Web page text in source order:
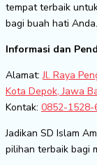
tempat terbaik
bagi buah hati Anda.
Informasi dan
Alamat:Jl. Raya
Kota Depok, Jawa
Kontak: 0852-1528-
Jadikan SD Islam
pilihan terbaik bagi